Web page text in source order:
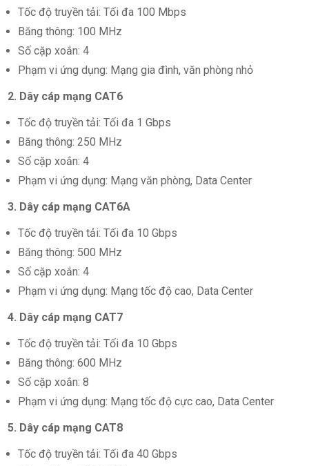
Tốc độ truyền tải: Tối đa 100 Mbps
Băng thông: 100 MHz
Số cặp xoắn: 4
Phạm vi ứng dụng: Mạng gia đình, văn phòng nhỏ
2. Dây cáp mạng CAT6
Tốc độ truyền tải: Tối đa 1 Gbps
Băng thông: 250 MHz
Số cặp xoắn: 4
Phạm vi ứng dụng: Mạng văn phòng, Data Center
3. Dây cáp mạng CAT6A
Tốc độ truyền tải: Tối đa 10 Gbps
Băng thông: 500 MHz
Số cặp xoắn: 4
Phạm vi ứng dụng: Mạng tốc độ cao, Data Center
4. Dây cáp mạng CAT7
Tốc độ truyền tải: Tối đa 10 Gbps
Băng thông: 600 MHz
Số cặp xoắn: 8
Phạm vi ứng dụng: Mạng tốc độ cực cao, Data Center
5. Dây cáp mạng CAT8
Tốc độ truyền tải: Tối đa 40 Gbps